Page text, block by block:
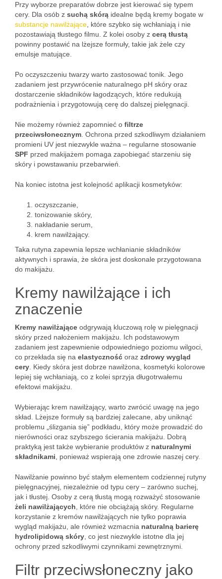
Przy wyborze preparatów dobrze jest kierować się typem
cery. Dla osób z suchą skórą idealne będą kremy bogate w
substancje nawilżające , które szybko się wchłaniają i nie
pozostawiają tłustego filmu. Z kolei osoby z cerą tłustą
powinny postawić na lżejsze formuły, takie jak żele czy
emulsje matujące.
Po oczyszczeniu twarzy warto zastosować tonik. Jego
zadaniem jest przywrócenie naturalnego pH skóry oraz
dostarczenie składników łagodzących, które redukują
podrażnienia i przygotowują cerę do dalszej pielęgnacji.
Nie możemy również zapomnieć o filtrze
przeciwsłonecznym . Ochrona przed szkodliwym działaniem
promieni UV jest niezwykle ważna – regularne stosowanie
SPF przed makijażem pomaga zapobiegać starzeniu się
skóry i powstawaniu przebarwień.
Na koniec istotna jest kolejność aplikacji kosmetyków:
oczyszczanie,
tonizowanie skóry,
nakładanie serum,
krem nawilżający.
Taka rutyna zapewnia lepsze wchłanianie składników
aktywnych i sprawia, że skóra jest doskonale przygotowana
do makijażu.
Kremy nawilżające i ich
znaczenie
Kremy nawilżające odgrywają kluczową rolę w pielęgnacji
skóry przed nałożeniem makijażu. Ich podstawowym
zadaniem jest zapewnienie odpowiedniego poziomu wilgoci,
co przekłada się na elastyczność oraz zdrowy wygląd
cery . Kiedy skóra jest dobrze nawilżona, kosmetyki kolorowe
lepiej się wchłaniają, co z kolei sprzyja długotrwałemu
efektowi makijażu.
Wybierając krem nawilżający, warto zwrócić uwagę na jego
skład. Lżejsze formuły są bardziej zalecane, aby uniknąć
problemu „ślizgania się” podkładu, który może prowadzić do
nierówności oraz szybszego ścierania makijażu. Dobrą
praktyką jest także wybieranie produktów z naturalnymi
składnikami , ponieważ wspierają one zdrowie naszej cery.
Nawilżanie powinno być stałym elementem codziennej rutyny
pielęgnacyjnej, niezależnie od typu cery – zarówno suchej,
jak i tłustej. Osoby z cerą tłustą mogą rozważyć stosowanie
żeli nawilżających , które nie obciążają skóry. Regularne
korzystanie z kremów nawilżających nie tylko poprawia
wygląd makijażu, ale również wzmacnia naturalną barierę
hydrolipidową skóry , co jest niezwykle istotne dla jej
ochrony przed szkodliwymi czynnikami zewnętrznymi.
Filtr przeciwsłoneczny jako